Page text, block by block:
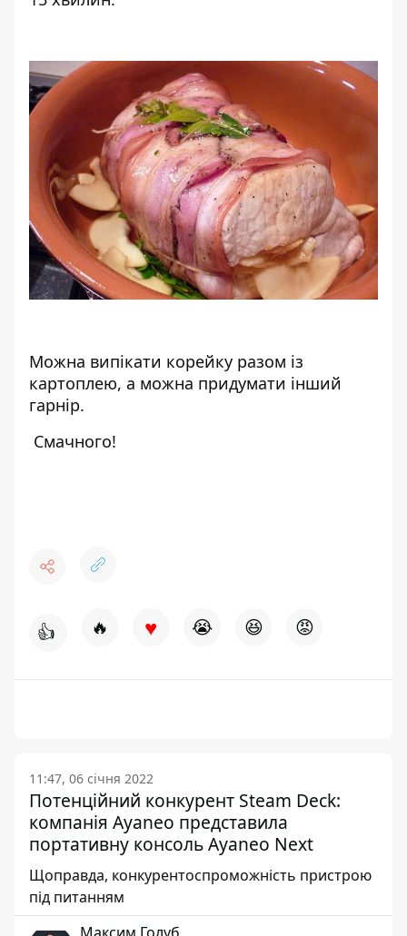
Можна випікати корейку разом із
картоплею, а можна придумати інший
гарнір.
Смачного!
👍 🔥 ♥ 😭 😆 😡
11:47, 06 січня 2022
Потенційний конкурент Steam Deck:
компанія Ayaneo представила
портативну консоль Ayaneo Next
Щоправда, конкурентоспроможність пристрою
під питанням